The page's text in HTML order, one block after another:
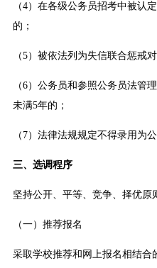
（4）在各级公务员招考中被认
的；
（5）被依法列为失信联合惩戒对
（6）公务员和参照公务员法管
未满5年的；
（7）法律法规规定不得录用为
三、选调程序
坚持公开、平等、竞争、择优原
（一）推荐报名
采取学校推荐和网上报名相结合